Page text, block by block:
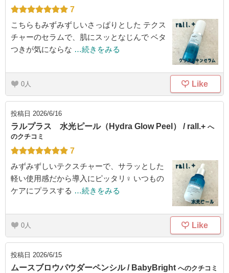
7
こちらもみずみずしいさっぱりとした テクス
チャーのセラムで、肌にスッとなじんで ベタ
つきが気にならな …続きをみる
0 Like
投稿日 2026/6/16
ラルプラス 水光ピール（Hydra Glow Peel） / rall.+ へ
のクチコミ
7
みずみずしいテクスチャーで、サラッとした
軽い使用感だから導入にピッタリ♀ いつもの
ケアにプラスする …続きをみる
0 Like
投稿日 2026/6/15
ムースブロウパウダーペンシル / BabyBright へのクチコミ